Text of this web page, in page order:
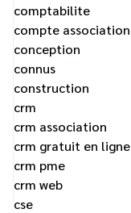
comptabilite
compte association
conception
connus
construction
crm
crm association
crm gratuit en ligne
crm pme
crm web
cse